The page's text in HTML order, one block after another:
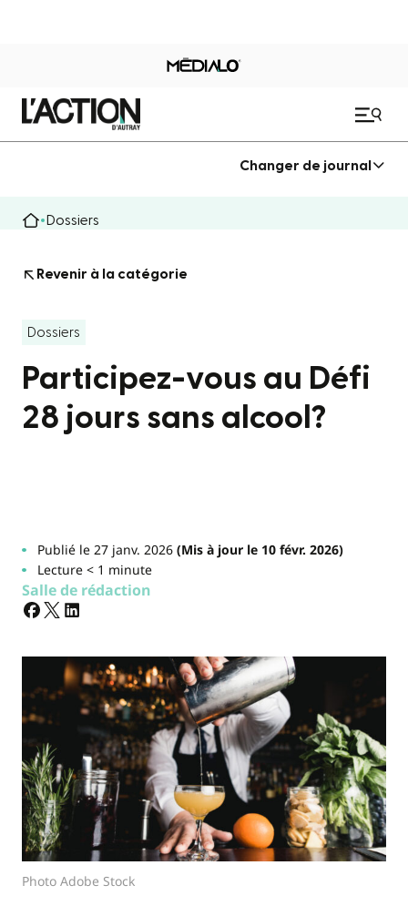
Changer de journal
Dossiers
Revenir à la catégorie
Dossiers
Participez-vous au Défi
28 jours sans alcool?
Publié le 27 janv. 2026(Mis à jour le 10 févr. 2026)
Lecture < 1 minute
Salle de rédaction
Photo Adobe Stock